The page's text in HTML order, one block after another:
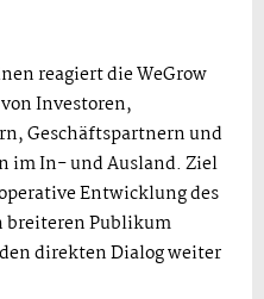
reagiert die WeGrow
Investoren,
Geschäftspartnern und
im In- und Ausland. Ziel
Entwicklung des
breiteren Publikum
direkten Dialog weiter